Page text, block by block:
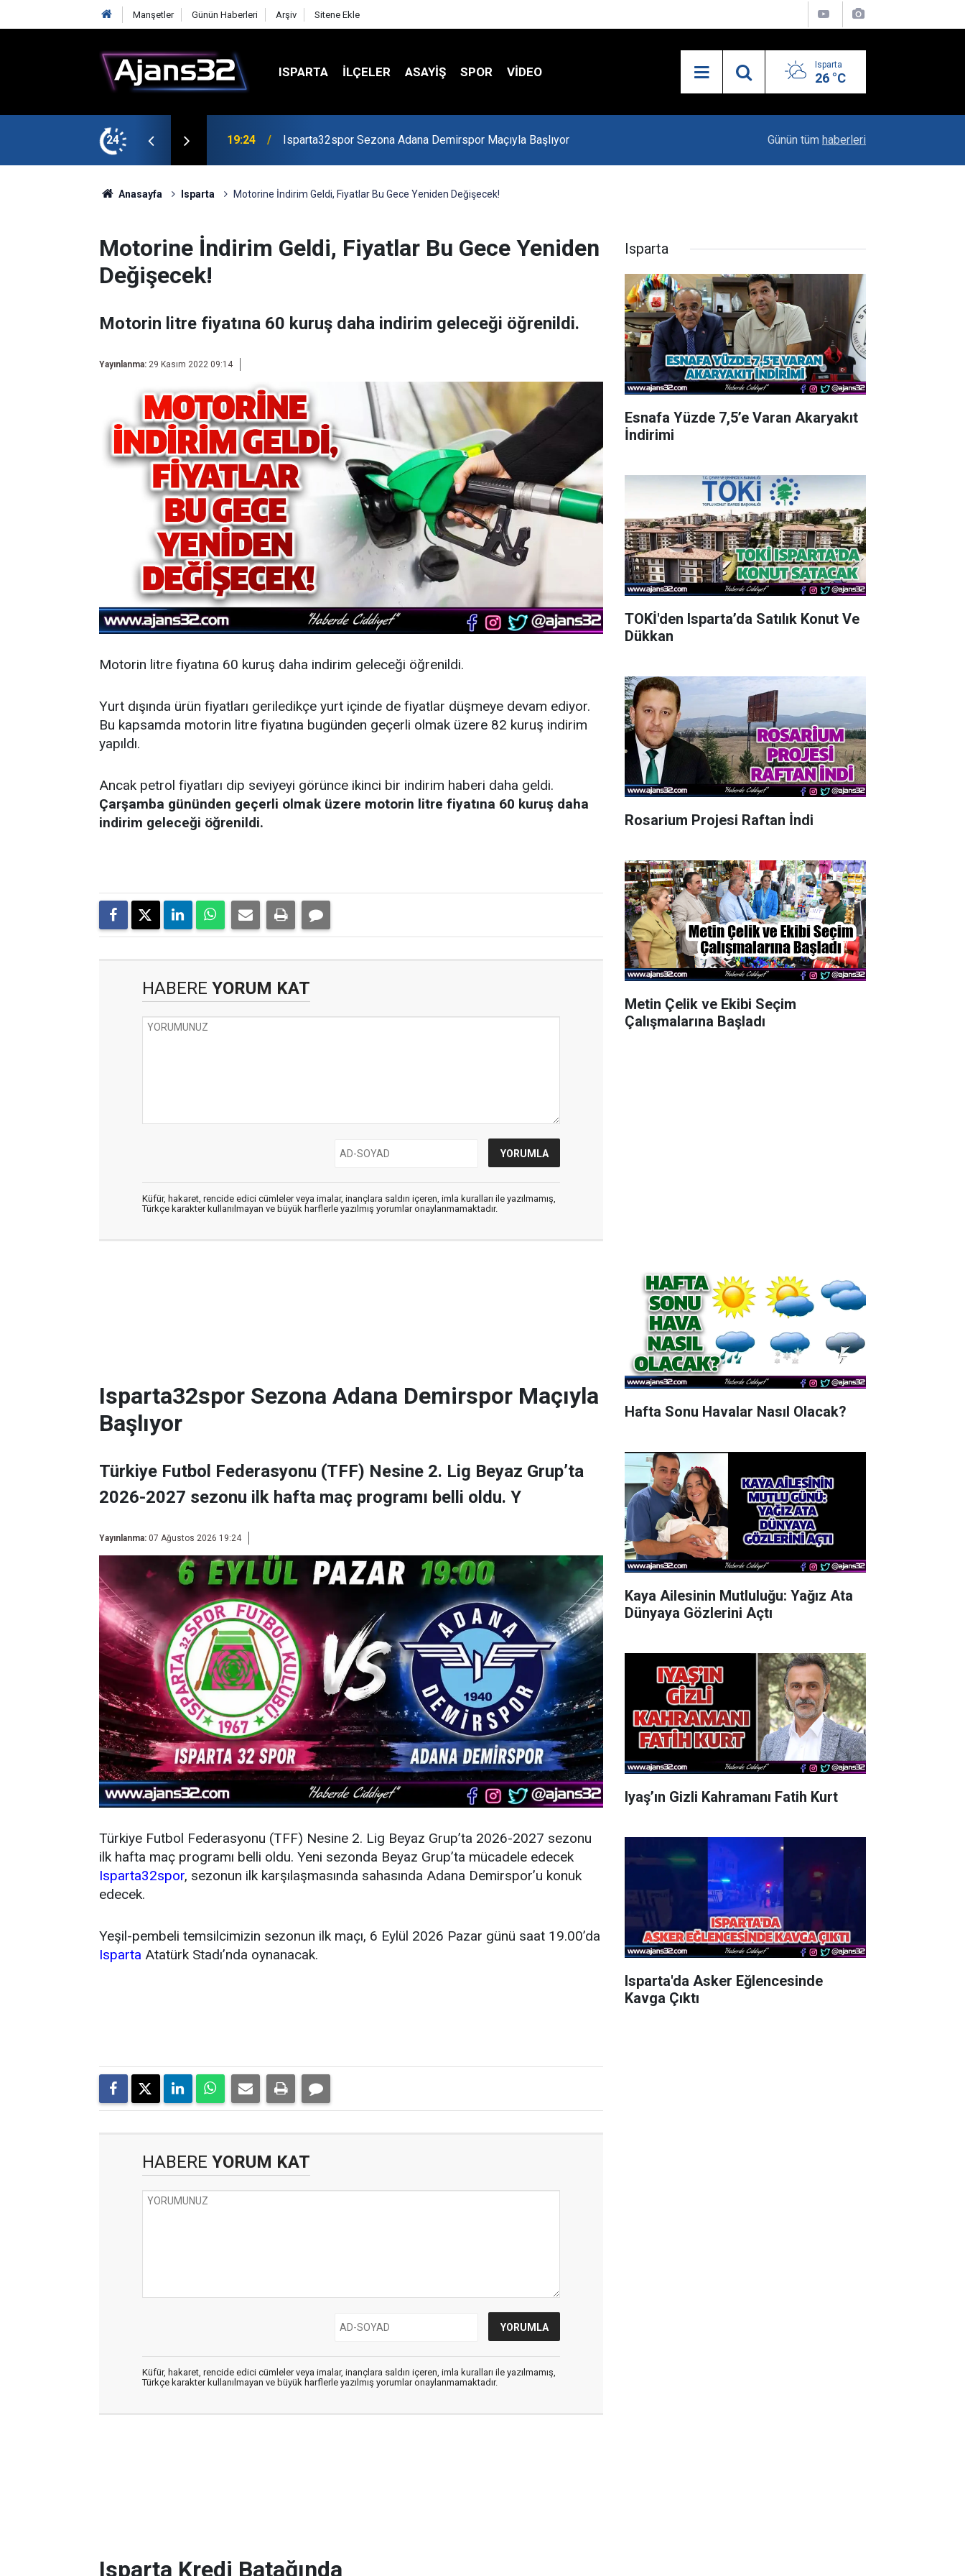
Manşetler Günün Haberleri Arşiv Sitene Ekle
ISPARTA İLÇELER ASAYİŞ SPOR VIDEO Isparta
26 °C
24
Maçıyla Başlıyor 19:22 Isparta Kredi Batağında Vali Erin: Bu İşin Kenarında Olanlara Bile Bu
Günün tüm haberleri
Anasayfa Isparta Motorine İndirim Geldi, Fiyatlar Bu Gece Yeniden Değişecek!
Motorine İndirim Geldi, Fiyatlar Bu Gece Yeniden
Değişecek!
Motorin litre fiyatına 60 kuruş daha indirim geleceği öğrenildi.
Yayınlanma: 29 Kasım 2022 09:14
Motorin litre fiyatına 60 kuruş daha indirim geleceği öğrenildi.
Yurt dışında ürün fiyatları geriledikçe yurt içinde de fiyatlar düşmeye devam ediyor.
Bu kapsamda motorin litre fiyatına bugünden geçerli olmak üzere 82 kuruş indirim
yapıldı.
Ancak petrol fiyatları dip seviyeyi görünce ikinci bir indirim haberi daha geldi.
Çarşamba gününden geçerli olmak üzere motorin litre fiyatına 60 kuruş daha
indirim geleceği öğrenildi.
HABERE YORUM KAT
Küfür, hakaret, rencide edici cümleler veya imalar, inançlara saldırı içeren, imla kuralları ile yazılmamış,
Türkçe karakter kullanılmayan ve büyük harflerle yazılmış yorumlar onaylanmamaktadır.
Isparta32spor Sezona Adana Demirspor Maçıyla
Başlıyor
Türkiye Futbol Federasyonu (TFF) Nesine 2. Lig Beyaz Grup’ta
2026-2027 sezonu ilk hafta maç programı belli oldu. Y
Yayınlanma: 07 Ağustos 2026 19:24
Türkiye Futbol Federasyonu (TFF) Nesine 2. Lig Beyaz Grup’ta 2026-2027 sezonu
ilk hafta maç programı belli oldu. Yeni sezonda Beyaz Grup’ta mücadele edecek
Isparta32spor, sezonun ilk karşılaşmasında sahasında Adana Demirspor’u konuk
edecek.
Yeşil-pembeli temsilcimizin sezonun ilk maçı, 6 Eylül 2026 Pazar günü saat 19.00’da
Isparta Atatürk Stadı’nda oynanacak.
HABERE YORUM KAT
Küfür, hakaret, rencide edici cümleler veya imalar, inançlara saldırı içeren, imla kuralları ile yazılmamış,
Türkçe karakter kullanılmayan ve büyük harflerle yazılmış yorumlar onaylanmamaktadır.
Isparta Kredi Batağında
Isparta
Esnafa Yüzde 7,5’e Varan Akaryakıt
İndirimi
TOKİ'den Isparta’da Satılık Konut Ve
Dükkan
Rosarium Projesi Raftan İndi
Metin Çelik ve Ekibi Seçim
Çalışmalarına Başladı
Hafta Sonu Havalar Nasıl Olacak?
Kaya Ailesinin Mutluluğu: Yağız Ata
Dünyaya Gözlerini Açtı
Iyaş’ın Gizli Kahramanı Fatih Kurt
Isparta'da Asker Eğlencesinde
Kavga Çıktı